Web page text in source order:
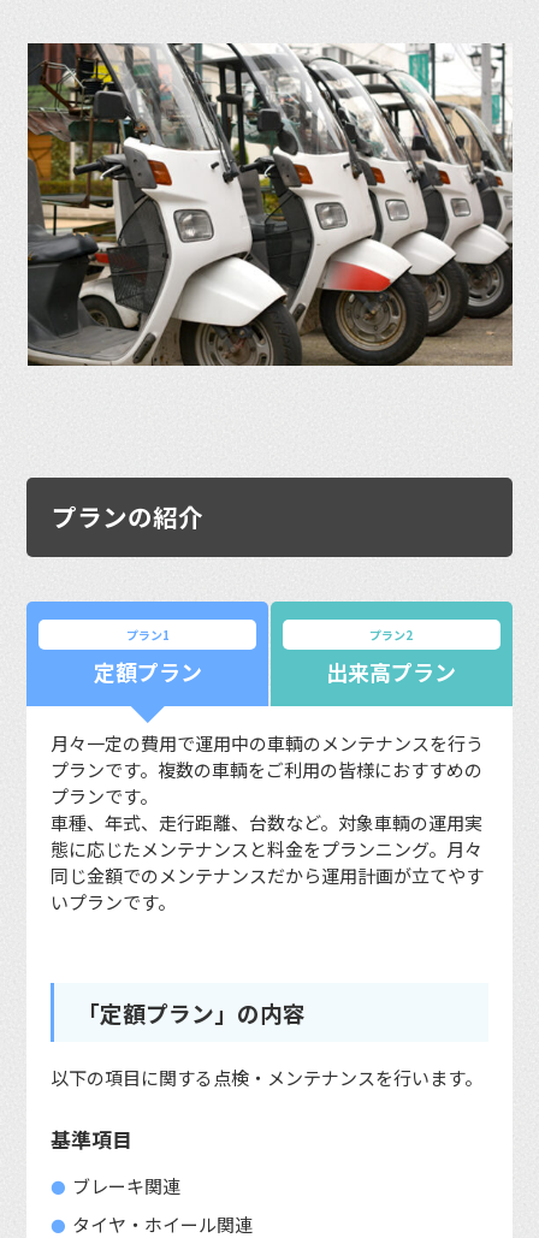
プランの紹介
プラン1
定額プラン
プラン2
出来高プラン
月々一定の費用で運用中の車輌のメンテナンスを行う
プランです。複数の車輌をご利用の皆様におすすめの
プランです。
車種、年式、走行距離、台数など。対象車輌の運用実
態に応じたメンテナンスと料金をプランニング。月々
同じ金額でのメンテナンスだから運用計画が立てやす
いプランです。
「定額プラン」の内容
以下の項目に関する点検・メンテナンスを行います。
基準項目
ブレーキ関連
タイヤ・ホイール関連